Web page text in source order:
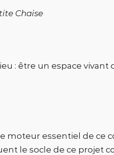
Chaise
: être un espace
moteur essentiel de ce
le socle de ce projet